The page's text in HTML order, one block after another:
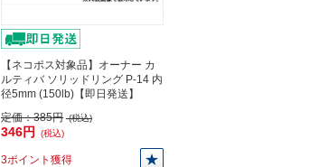
【ネコポス対象品】オーナー カ
ルティバ ソリッドリング P-14 内
径5mm (150lb)【即日発送】
定価：385円 (税込)
346円 (税込)
3ポイント獲得